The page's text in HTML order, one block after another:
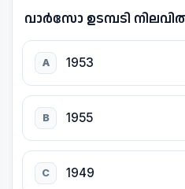
വാർസോ ഉടമ്പടി
A 1953
B 1955
C 1949